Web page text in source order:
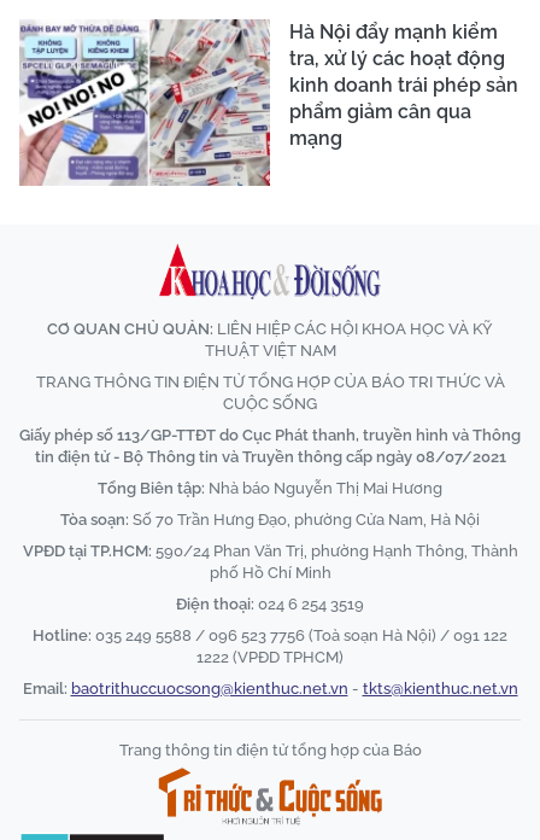
Hà Nội đẩy mạnh kiểm
tra, xử lý các hoạt động
kinh doanh trái phép sản
phẩm giảm cân qua
mạng
CƠ QUAN CHỦ QUẢN: LIÊN HIỆP CÁC HỘI KHOA HỌC VÀ KỸ
THUẬT VIỆT NAM
TRANG THÔNG TIN ĐIỆN TỬ TỔNG HỢP CỦA BÁO TRI THỨC VÀ
CUỘC SỐNG
Giấy phép số 113/GP-TTĐT do Cục Phát thanh, truyền hình và Thông
tin điện tử - Bộ Thông tin và Truyền thông cấp ngày 08/07/2021
Tổng Biên tập: Nhà báo Nguyễn Thị Mai Hương
Tòa soạn: Số 70 Trần Hưng Đạo, phường Cửa Nam, Hà Nội
VPĐD tại TP.HCM: 590/24 Phan Văn Trị, phường Hạnh Thông, Thành
phố Hồ Chí Minh
Điện thoại: 024 6 254 3519
Hotline: 035 249 5588 / 096 523 7756 (Toà soạn Hà Nội) / 091 122
1222 (VPĐD TPHCM)
Email: baotrithuccuocsong@kienthuc.net.vn - tkts@kienthuc.net.vn
Trang thông tin điện tử tổng hợp của Báo